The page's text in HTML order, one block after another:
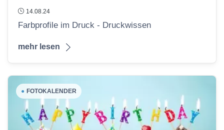
14.08.24
Farbprofile im Druck - Druckwissen
mehr lesen
● FOTOKALENDER